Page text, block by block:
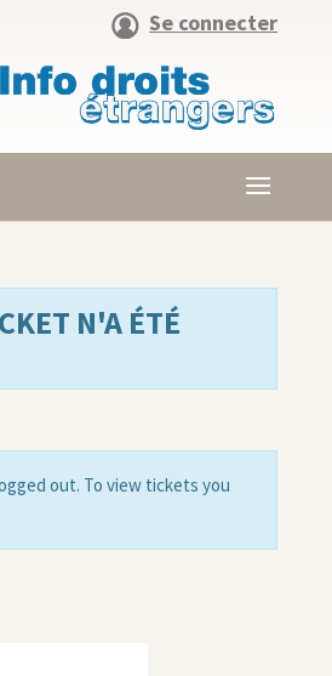
Se connecter
N'A ÉTÉ
out. To view tickets you